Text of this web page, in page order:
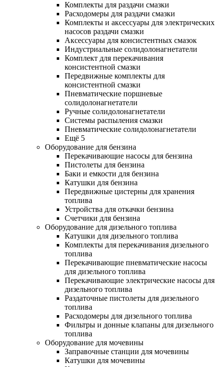
Комплекты для раздачи смазки
Расходомеры для раздачи смазки
Комплекты и аксессуары для электрических
насосов раздачи смазки
Аксессуары для консистентных смазок
Индустриальные солидолонагнетатели
Комплект для перекачивания
консистентной смазки
Передвижные комплекты для
консистентной смазки
Пневматические поршневые
солидолонагнетатели
Ручные солидолонагнетатели
Системы распыления смазки
Пневматические солидолонагнетатели
Ещё 5
Оборудование для бензина
Перекачивающие насосы для бензина
Пистолеты для бензина
Баки и емкости для бензина
Катушки для бензина
Передвижные цистерны для хранения
топлива
Устройства для откачки бензина
Счетчики для бензина
Оборудование для дизельного топлива
Катушки для дизельного топлива
Комплекты для перекачивания дизельного
топлива
Перекачивающие пневматические насосы
для дизельного топлива
Перекачивающие электрические насосы для
дизельного топлива
Раздаточные пистолеты для дизельного
топлива
Расходомеры для дизельного топлива
Фильтры и донные клапаны для дизельного
топлива
Оборудование для мочевины
Заправочные станции для мочевины
Катушки для мочевины